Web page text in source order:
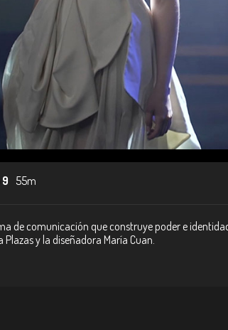
55m
de comunicación que construye poder e
y la diseñadora María Cuan.